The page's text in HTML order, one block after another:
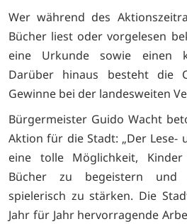
Wer während des
Bücher liest oder vorgelesen
eine Urkunde sowie einen
Darüber hinaus besteht die
Gewinne bei der landesweiten
Bürgermeister Guido Wacht
Aktion für die Stadt: „Der Lese-
eine tolle Möglichkeit,
Bücher zu begeistern und
spielerisch zu stärken. Die
Jahr für Jahr hervorragende